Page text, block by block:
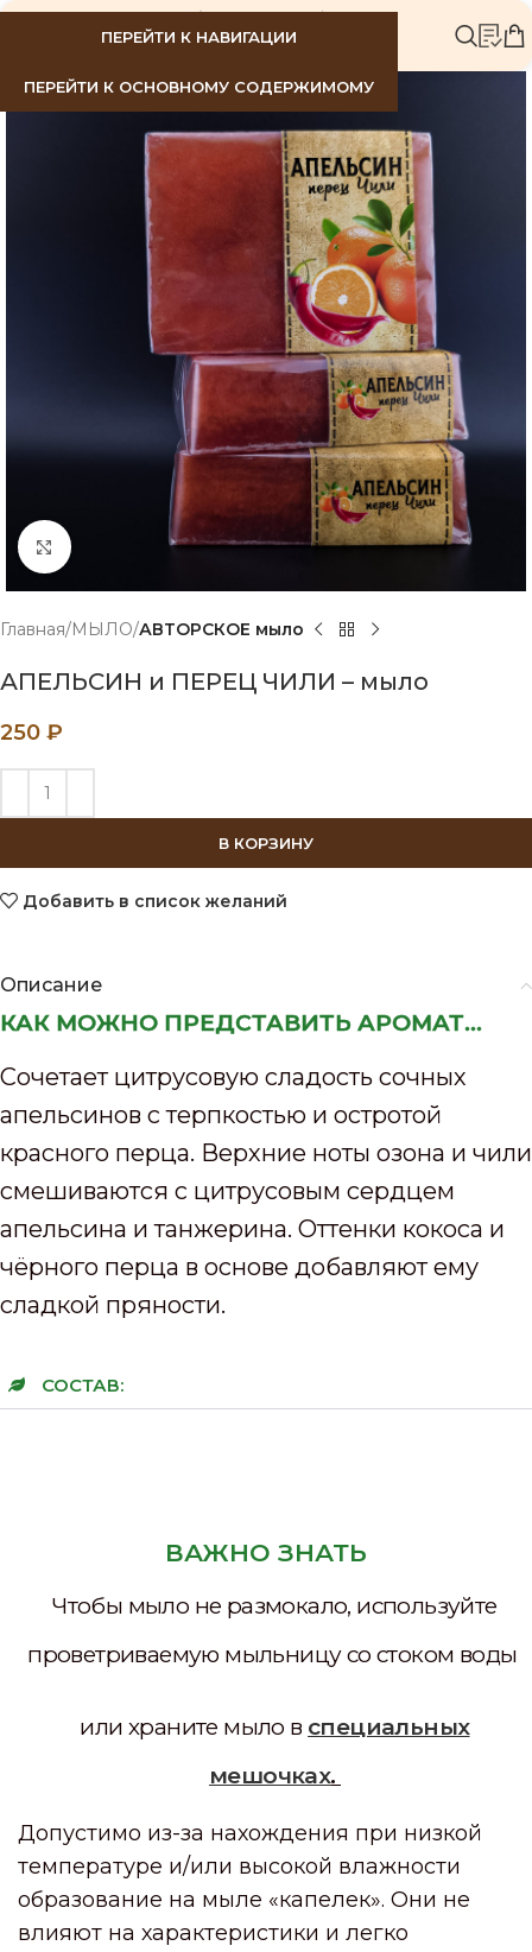
ПЕРЕЙТИ К НАВИГАЦИИ
ПЕРЕЙТИ К ОСНОВНОМУ СОДЕРЖИМОМУ
Нажмите, чтобы увеличить
Главная МЫЛО АВТОРСКОЕ мыло
АПЕЛЬСИН и ПЕРЕЦ ЧИЛИ – мыло
250 ₽
В КОРЗИНУ
Добавить в список желаний
Описание
КАК МОЖНО ПРЕДСТАВИТЬ АРОМАТ...
Сочетает цитрусовую сладость сочных
апельсинов с терпкостью и остротой
красного перца. Верхние ноты озона и чили
смешиваются с цитрусовым сердцем
апельсина и танжерина. Оттенки кокоса и
чёрного перца в основе добавляют ему
сладкой пряности.
СОСТАВ:
ВАЖНО ЗНАТЬ
Чтобы мыло не размокало, используйте
проветриваемую мыльницу со стоком воды
или храните мыло в специальных
мешочках.
Допустимо из-за нахождения при низкой
температуре и/или высокой влажности
образование на мыле «капелек». Они не
влияют на характеристики и легко